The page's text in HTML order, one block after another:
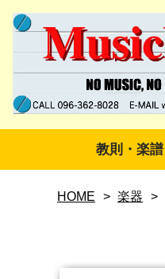
教則・楽譜
HOME > 楽器 >